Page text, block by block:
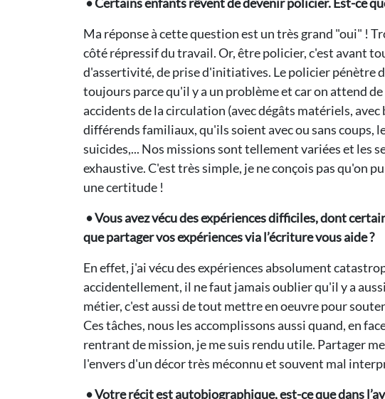
Ma réponse à cette question est un très grand "oui" !
côté répressif du travail. Or, être policier, c'est avant
d'assertivité, de prise d'initiatives. Le policier pénètre
toujours parce qu'il y a un problème et car on attend
accidents de la circulation (avec dégâts matériels,
différends familiaux, qu'ils soient avec ou sans coups,
suicides,... Nos missions sont tellement variées et les
exhaustive. C'est très simple, je ne conçois pas qu'on
une certitude !
• Vous avez vécu des expériences difficiles, dont
que partager vos expériences via l’écriture vous aide ?
En effet, j'ai vécu des expériences absolument
accidentellement, il ne faut jamais oublier qu'il y a
métier, c'est aussi de tout mettre en oeuvre pour
Ces tâches, nous les accomplissons aussi quand, en
rentrant de mission, je me suis rendu utile. Partager
l'envers d'un décor très méconnu et souvent mal
• Votre récit est autobiographique, est-ce que dans